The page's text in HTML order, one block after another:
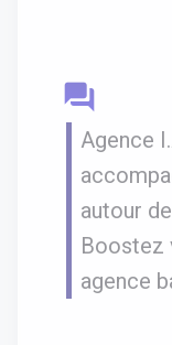
question_answer
Agence
autour
Boostez
agence